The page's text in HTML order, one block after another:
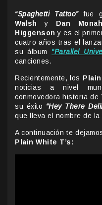
“Spaghetti Tattoo”fue
Walsh y Dan
Higgenson y es el
cuatro años tras el
su álbum “Parallel
canciones.
Recientemente, los
noticias a nivel
conmovedora historia de
su éxito “Hey There
que lleva el nombre de la
A continuación te
Plain White T’s: